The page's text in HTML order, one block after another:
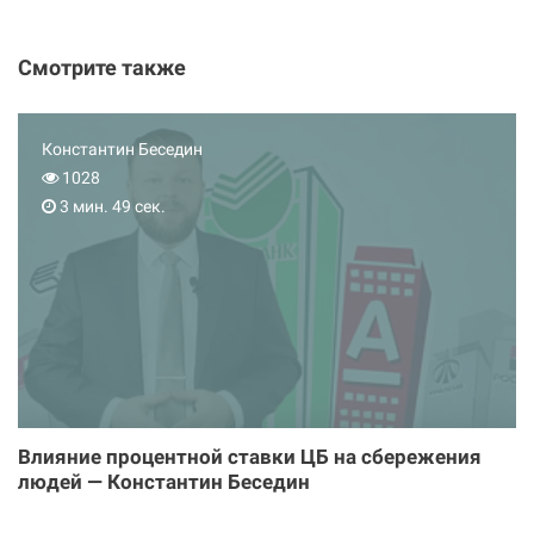
Смотрите также
Константин Беседин
1028
3 мин. 49 сек.
Влияние процентной ставки ЦБ на сбережения
людей — Константин Беседин